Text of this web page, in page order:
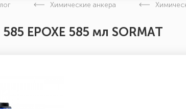
Закладные детали
Химические анкера
EPOXЕ 585 мл SORMAT